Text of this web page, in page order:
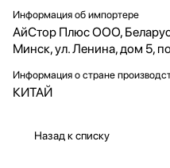
Информация об импортере
АйСтор Плюс ООО,
Минск, ул. Ленина, дом 5,
Информация о стране
КИТАЙ
Назад к списку